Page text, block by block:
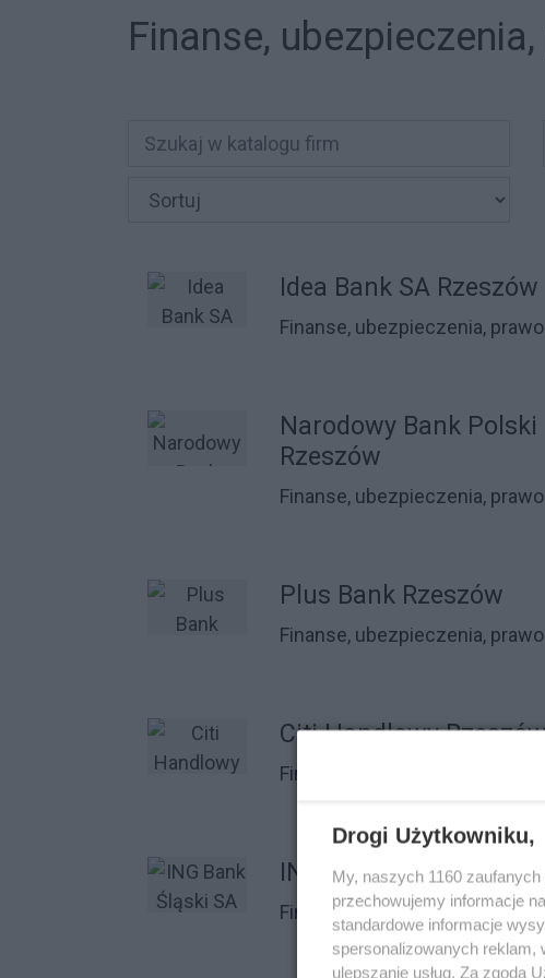
Finanse,
Idea Bank SA Rzeszów
Finanse, ubezpieczenia, prawo
Narodowy Bank Polski
Rzeszów
Finanse, ubezpieczenia, prawo
Plus Bank Rzeszów
Finanse, ubezpieczenia, prawo
Citi Handlowy
Finanse, ubezpieczenia, prawo
ING Bank Śląski SA
Finanse, ubezpieczenia, prawo
Drogi Użytkowniku,
My, naszych 1160
przechowujemy informacje
standardowe informacje
spersonalizowanych reklam,
ulepszanie usług. Za zgodą